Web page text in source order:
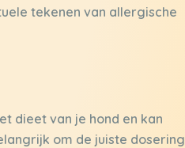
tekenen van allergische
dieet van je hond en kan
om de juiste dosering